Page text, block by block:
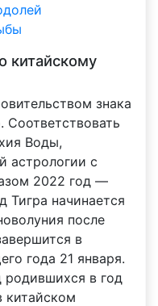
китайскому
знака
Соответствовать
Воды,
астрологии с
2022 год —
Тигра начинается
после
в
года 21 января.
родившихся в год
китайском